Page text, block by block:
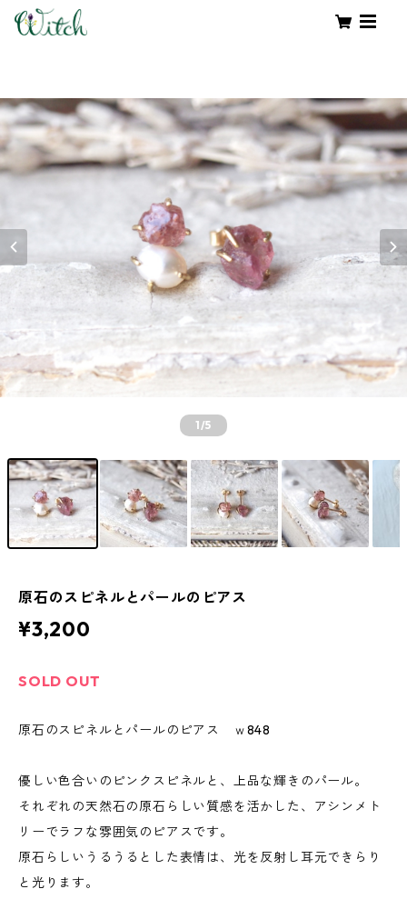
1/5
原石のスピネルとパールのピアス
¥3,200
SOLD OUT
原石のスピネルとパールのピアス ｗ848
優しい色合いのピンクスピネルと、上品な輝きのパール。
それぞれの天然石の原石らしい質感を活かした、アシンメト
リーでラフな雰囲気のピアスです。
原石らしいうるうるとした表情は、光を反射し耳元できらり
と光ります。